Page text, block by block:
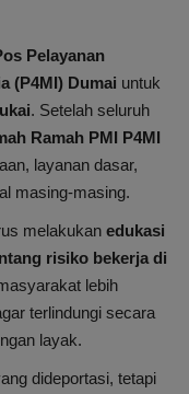
Pelayanan
(P4MI) Dumai untuk
. Setelah seluruh
Ramah PMI P4MI
layanan dasar,
masing-masing.
melakukan edukasi
risiko bekerja di
lebih
terlindungi secara
layak.
dideportasi, tetapi